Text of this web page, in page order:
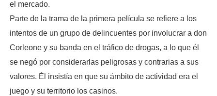
el mercado.
Parte de la trama de la primera película se refiere a los
intentos de un grupo de delincuentes por involucrar a don
Corleone y su banda en el tráfico de drogas, a lo que él
se negó por considerarlas peligrosas y contrarias a sus
valores. Él insistía en que su ámbito de actividad era el
juego y su territorio los casinos.